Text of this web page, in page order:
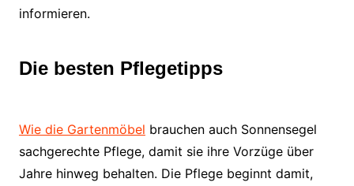
informieren.
Die besten Pflegetipps
Wie die Gartenmöbel brauchen auch Sonnensegel
sachgerechte Pflege, damit sie ihre Vorzüge über
Jahre hinweg behalten. Die Pflege beginnt damit,